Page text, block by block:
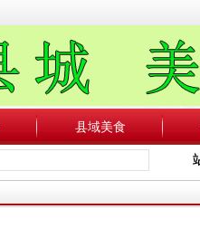
县域美食